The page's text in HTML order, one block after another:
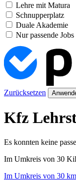
Lehre mit Matura
Schnupperplatz
Duale Akademie
Nur passende
Zurücksetzen
Kfz
Es konnten keine
Im Umkreis von 30
Im Umkreis von 30